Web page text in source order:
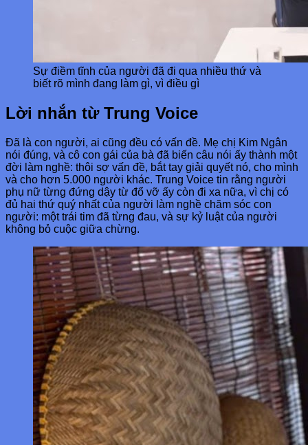
Sự điềm tĩnh của người đã đi qua nhiều thứ và
biết rõ mình đang làm gì, vì điều gì
Lời nhắn từ Trung Voice
Đã là con người, ai cũng đều có vấn đề. Mẹ chị Kim Ngân
nói đúng, và cô con gái của bà đã biến câu nói ấy thành một
đời làm nghề: thôi sợ vấn đề, bắt tay giải quyết nó, cho mình
và cho hơn 5.000 người khác. Trung Voice tin rằng người
phụ nữ từng đứng dậy từ đổ vỡ ấy còn đi xa nữa, vì chị có
đủ hai thứ quý nhất của người làm nghề chăm sóc con
người: một trái tim đã từng đau, và sự kỷ luật của người
không bỏ cuộc giữa chừng.